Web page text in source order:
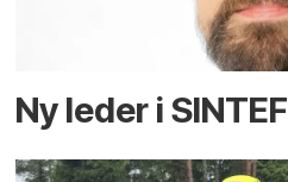
Ny leder i SINTEF